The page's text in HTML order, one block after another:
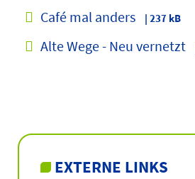
Café mal anders | 237 kB
Alte Wege - Neu vernetzt
EXTERNE LINKS